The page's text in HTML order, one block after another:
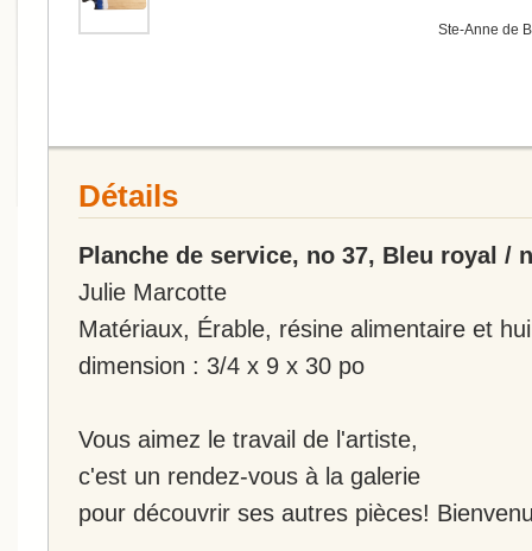
Ste-Anne de
Détails
Planche de service, no 37, Bleu royal /
Julie Marcotte
Matériaux, Érable, résine alimentaire et
dimension : 3/4 x 9 x 30 po
Vous aimez le travail de l'artiste,
c'est un rendez-vous à la galerie
pour découvrir ses autres pièces!